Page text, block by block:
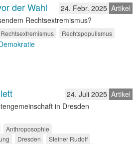
Artikel
24. Febr. 2025
der Wahl
Rechtsextremismus?
Rechtsextremismus Rechtspopulismus
Artikel
24. Juli 2025
in Dresden
Anthroposophie
Dresden
Steiner Rudolf